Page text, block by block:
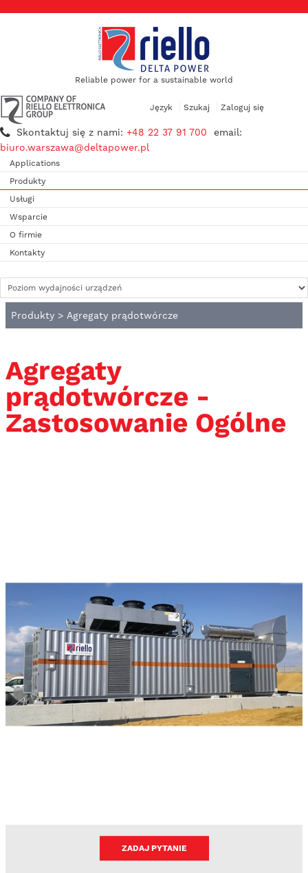
Reliable power for a sustainable world
Skontaktuj się z nami: +48 22 37 91 700 email:
biuro.warszawa@deltapower.pl
Język Szukaj Zaloguj się
Applications
Produkty
Usługi
Wsparcie
O firmie
Kontakty
Produkty > Agregaty prądotwórcze
Agregaty
prądotwórcze -
Zastosowanie Ogólne
ZADAJ PYTANIE